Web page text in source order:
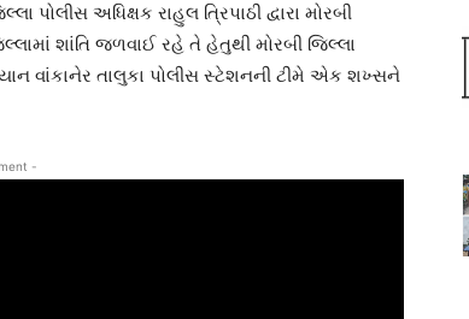
અધિક્ષક રાહુલ ત્રિપાઠી દ્વારા મોરબી
શાંતિ જળવાઈ રહે તે હેતુથી મોરબી જિલ્લા
વાંકાનેર તાલુકા પોલીસ સ્ટેશનની ટીમે એક શખ્સને
-